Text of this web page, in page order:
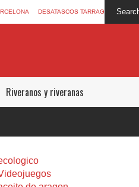
DESATASCOS TARRAGONA
Riveranos y riveranas